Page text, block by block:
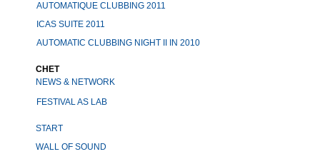
AUTOMATIQUE CLUBBING 2011
ICAS SUITE 2011
AUTOMATIC CLUBBING NIGHT II IN 2010
CHET
NEWS & NETWORK
FESTIVAL AS LAB
START
WALL OF SOUND